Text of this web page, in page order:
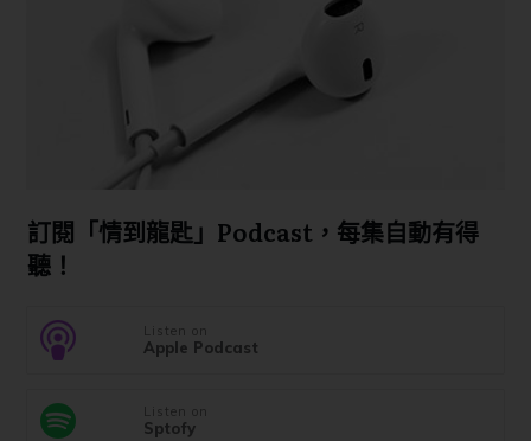
訂閱「情到龍匙」Podcast，每集自動有得
聽！
Listen on
Apple Podcast
Listen on
Sptofy